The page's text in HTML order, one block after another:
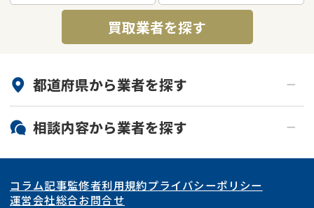
買取業者を探す
都道府県から業者を探す
北海道・東北
北海道 青森県
岩手県 宮城県
関東
東京都 神奈川県
東海
相談内容から業者を探す
再建築不可
底地
コラム記事監修者利用規約プライバシーポリシー
運営会社総合お問合せ